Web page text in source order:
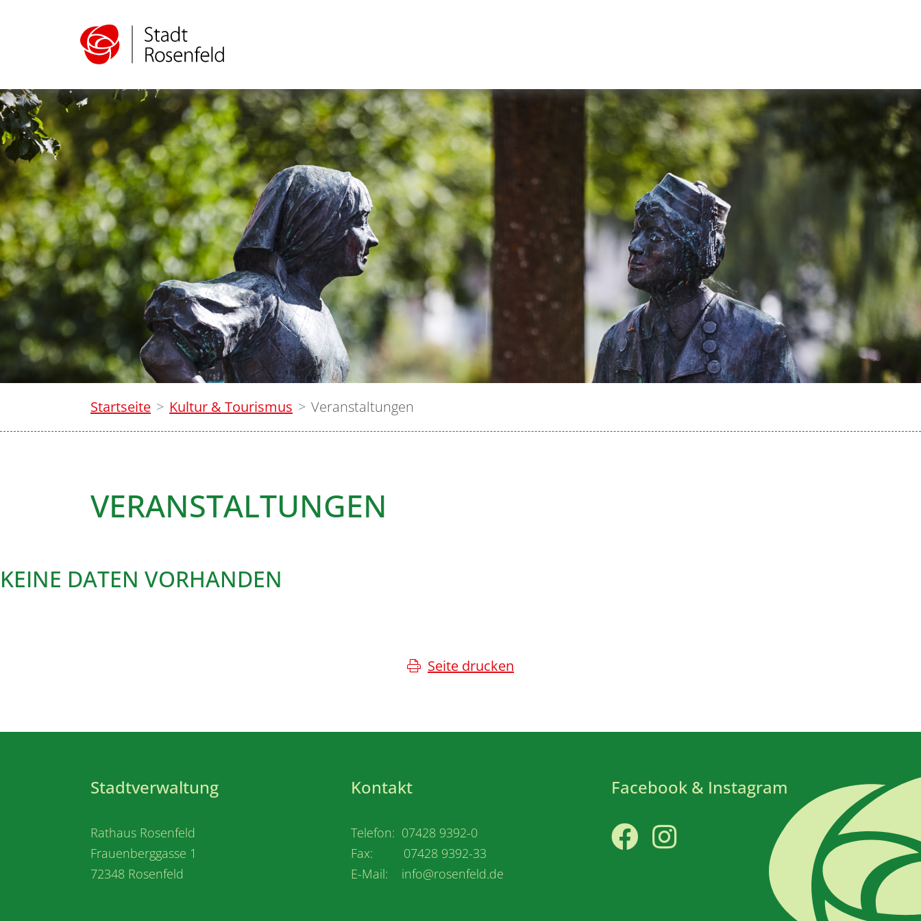
Startseite Kultur & Tourismus Veranstaltungen
VERANSTALTUNGEN
KEINE DATEN VORHANDEN
Seite drucken
Stadtverwaltung
Rathaus Rosenfeld
Frauenberggasse 1
72348 Rosenfeld
Kontakt
Telefon: 07428 9392-0
Fax: 07428 9392-33
E-Mail: info@rosenfeld.de
Facebook & Instagram